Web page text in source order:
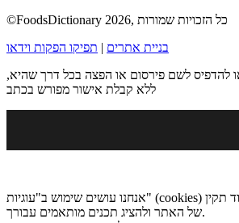
©FoodsDictionary 2026, כל הזכויות שמורות
בניית אתרים | תפיקו הפקות וידאו
להדפיס לשם פירסום או הפצה בכל דרך שהיא,
ללא קבלת אישור מפורש בכתב
אנחנו עושים שימוש ב"עוגיות" (cookies) על מנת לאפשר תפקוד תקין
של האתר ולהציג תכנים מותאמים עבורך.